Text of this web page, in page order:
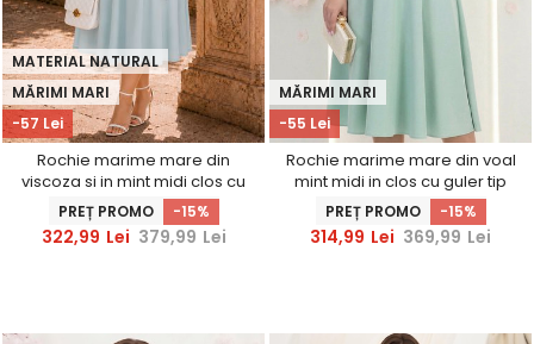
-57 Lei
MATERIAL NATURAL
MĂRIMI MARI
Rochie marime mare din
viscoza si in mint midi clos cu
elastic in talie - StarShinerS
PREȚ PROMO -15%
322,99 Lei 379,99 Lei
-55 Lei
MĂRIMI MARI
Rochie marime mare din voal
mint midi in clos cu guler tip
esarfa - StarShinerS
PREȚ PROMO -15%
314,99 Lei 369,99 Lei